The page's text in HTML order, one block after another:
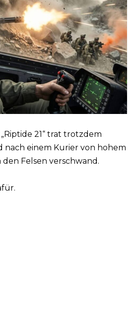
21“ trat trotzdem
nach einem Kurier von hohem
Felsen verschwand.